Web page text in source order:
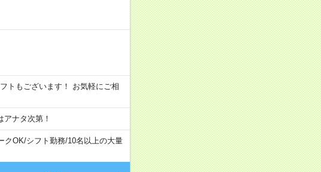
トもございます！ お気軽にご相
ナタ次第！
クOK/シフト勤務/10名以上の大量